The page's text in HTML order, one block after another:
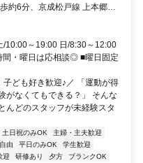
約6分、京成松戸線 上本郷北
徒歩約13分
/10:00～19:00 日/8:30～12:00
間・曜日は応相談◎ ■曜日固定
ども好き歓迎♪／ 「運動が得
がなくてもできる？」 そんな
どのスタッフが未経験スタ
土日祝のみOK
主婦・主夫歓迎
由 平日のみOK
学生歓迎
迎 研修あり 夕方
ブランクOK